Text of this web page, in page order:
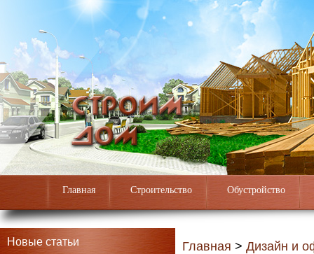
Главная Строительство Обустройство
Новые статьи Главная > Дизайн и